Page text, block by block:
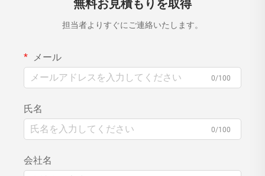
無料お見積もりを取得
担当者よりすぐにご連絡いたします。
メール
0/100
氏名
0/100
会社名